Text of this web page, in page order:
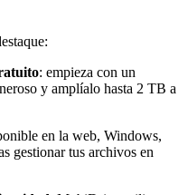
: empieza con un
y amplíalo hasta 2 TB a
en la web, Windows,
gestionar tus archivos en